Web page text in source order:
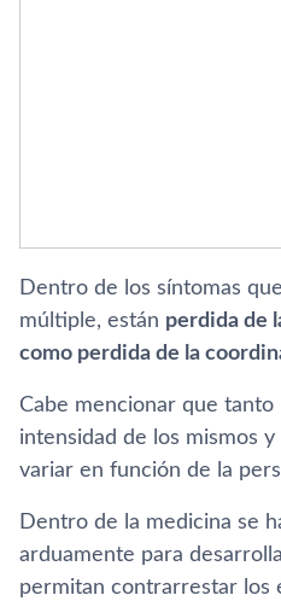
Dentro de los síntomas
múltiple, están perdida de
como perdida de la
Cabe mencionar que tanto
intensidad de los mismos
variar en función de la
Dentro de la medicina se
arduamente para
permitan contrarrestar los